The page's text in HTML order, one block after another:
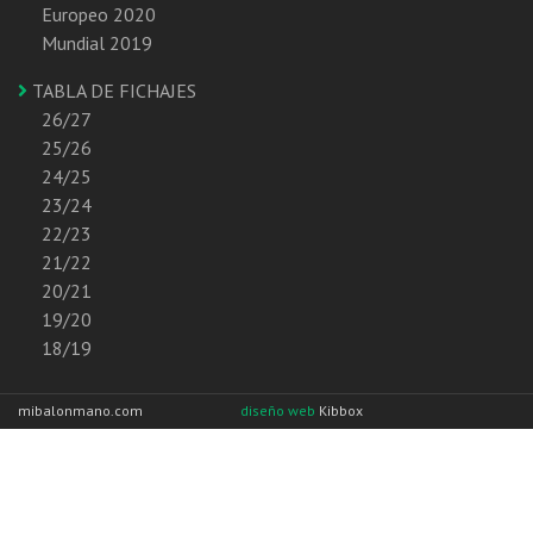
Europeo 2020
Mundial 2019
TABLA DE FICHAJES
26/27
25/26
24/25
23/24
22/23
21/22
20/21
19/20
18/19
mibalonmano.com diseño web Kibbox